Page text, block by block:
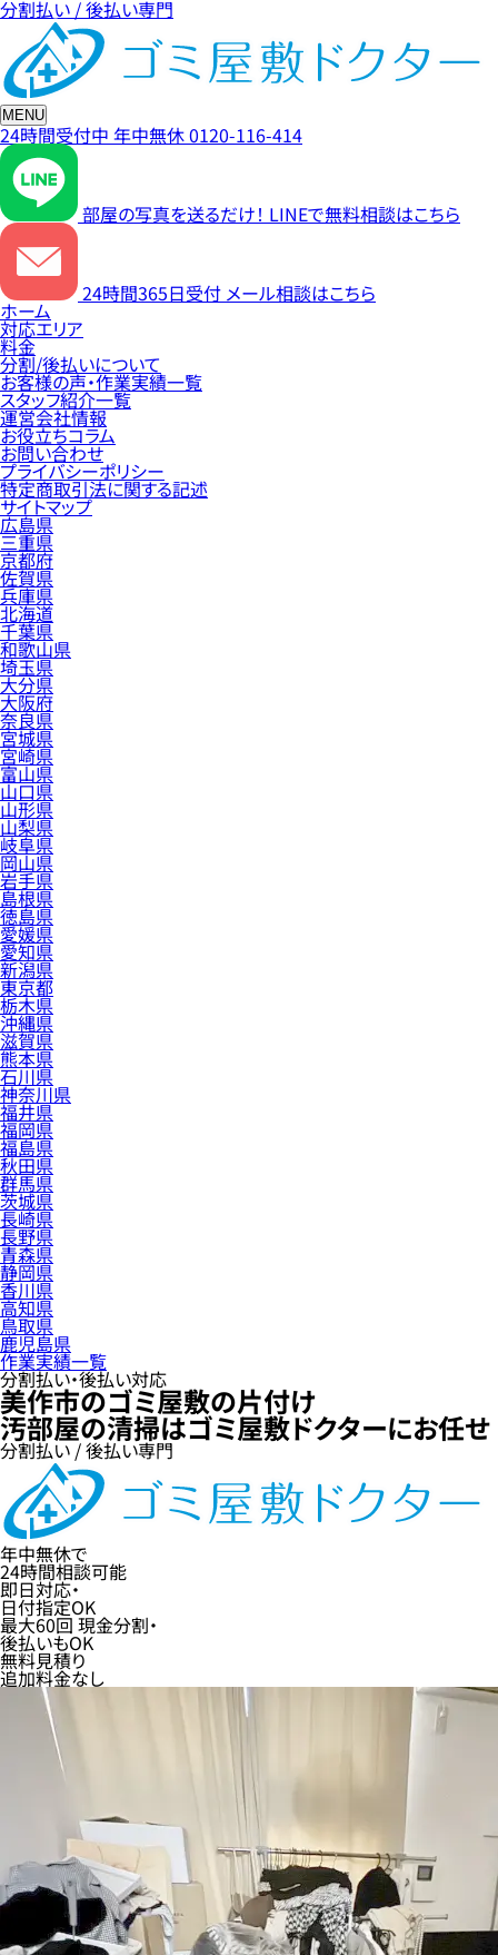
分割払い / 後払い専門
MENU
24時間受付中 年中無休0120-116-414
部屋の写真を送るだけ！ LINEで無料相談はこちら
24時間365日受付 メール相談はこちら
ホーム
対応エリア
料金
分割/後払いについて
お客様の声・作業実績一覧
スタッフ紹介一覧
運営会社情報
お役立ちコラム
お問い合わせ
プライバシーポリシー
特定商取引法に関する記述
サイトマップ
広島県
三重県
京都府
佐賀県
兵庫県
北海道
千葉県
和歌山県
埼玉県
大分県
大阪府
奈良県
宮城県
宮崎県
富山県
山口県
山形県
山梨県
岐阜県
岡山県
岩手県
島根県
徳島県
愛媛県
愛知県
新潟県
東京都
栃木県
沖縄県
滋賀県
熊本県
石川県
神奈川県
福井県
福岡県
福島県
秋田県
群馬県
茨城県
長崎県
長野県
青森県
静岡県
香川県
高知県
鳥取県
鹿児島県
作業実績一覧
分割払い・後払い対応
美作市のゴミ屋敷の片付け
汚部屋の清掃はゴミ屋敷ドクターにお任せ
分割払い / 後払い専門
年中無休で
24時間相談可能
即日対応・
日付指定OK
最大60回 現金分割・
後払いもOK
無料見積り
追加料金なし